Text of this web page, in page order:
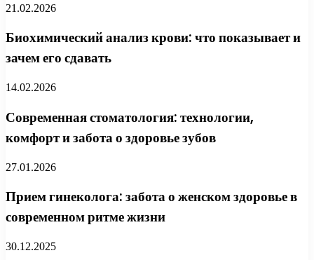
21.02.2026
Биохимический анализ крови: что показывает и
зачем его сдавать
14.02.2026
Современная стоматология: технологии,
комфорт и забота о здоровье зубов
27.01.2026
Прием гинеколога: забота о женском здоровье в
современном ритме жизни
30.12.2025